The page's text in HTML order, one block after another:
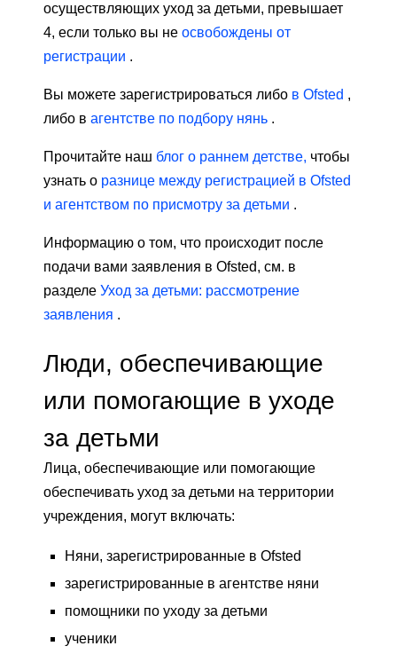
осуществляющих уход за детьми, превышает
4, если только вы не освобождены от
регистрации .
Вы можете зарегистрироваться либо в Ofsted ,
либо в агентстве по подбору нянь .
Прочитайте наш блог о раннем детстве, чтобы
узнать о разнице между регистрацией в Ofsted
и агентством по присмотру за детьми .
Информацию о том, что происходит после
подачи вами заявления в Ofsted, см. в
разделе Уход за детьми: рассмотрение
заявления .
Люди, обеспечивающие
или помогающие в уходе
за детьми
Лица, обеспечивающие или помогающие
обеспечивать уход за детьми на территории
учреждения, могут включать:
Няни, зарегистрированные в Ofsted
зарегистрированные в агентстве няни
помощники по уходу за детьми
ученики